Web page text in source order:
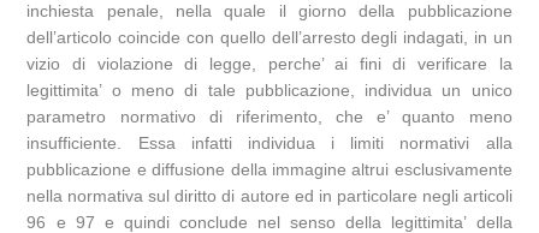
inchiesta penale, nella quale il giorno della pubblicazione
dell’articolo coincide con quello dell’arresto degli indagati, in un
vizio di violazione di legge, perche’ ai fini di verificare la
legittimita’ o meno di tale pubblicazione, individua un unico
parametro normativo di riferimento, che e’ quanto meno
insufficiente. Essa infatti individua i limiti normativi alla
pubblicazione e diffusione della immagine altrui esclusivamente
nella normativa sul diritto di autore ed in particolare negli articoli
96 e 97 e quindi conclude nel senso della legittimita’ della